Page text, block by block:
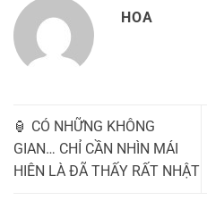
HOA
🏮 CÓ NHỮNG KHÔNG
GIAN… CHỈ CẦN NHÌN MÁI
HIÊN LÀ ĐÃ THẤY RẤT NHẬT